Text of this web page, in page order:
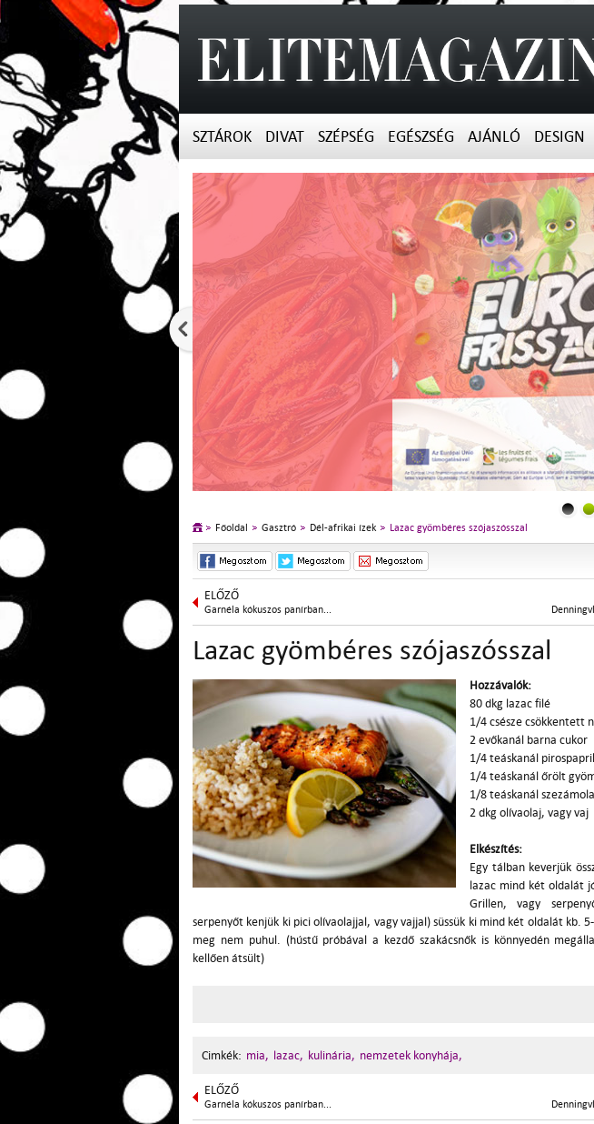
SZTÁROK DIVAT SZÉPSÉG EGÉSZSÉG AJÁNLÓ DESIGN
Főoldal Gasztró Dél-afrikai ízek Lazac gyömbéres szójaszósszal
ELŐZŐ
Garnéla kókuszos panírban...
Lazac gyömbéres szójaszósszal
Hozzávalók:
80 dkg lazac filé
1/4 csésze csökkentett
2 evőkanál barna cukor
1/4 teáskanál
1/4 teáskanál őrölt
1/8 teáskanál
2 dkg olívaolaj, vagy vaj
Elkészítés:
Egy tálban keverjük
lazac mind két oldalát
Grillen, vagy
serpenyőt kenjük ki pici olívaolajjal, vagy vajjal) süssük ki mind két oldalát kb.
meg nem puhul. (hústű próbával a kezdő szakácsnők is könnyedén
kellően átsült)
Cimkék: mia, lazac, kulinária, nemzetek konyhája,
ELŐZŐ
Garnéla kókuszos panírban...